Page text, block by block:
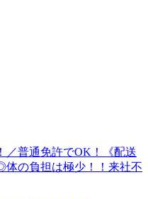
／普通免許でOK！《配送
体の負担は極少！！来社不